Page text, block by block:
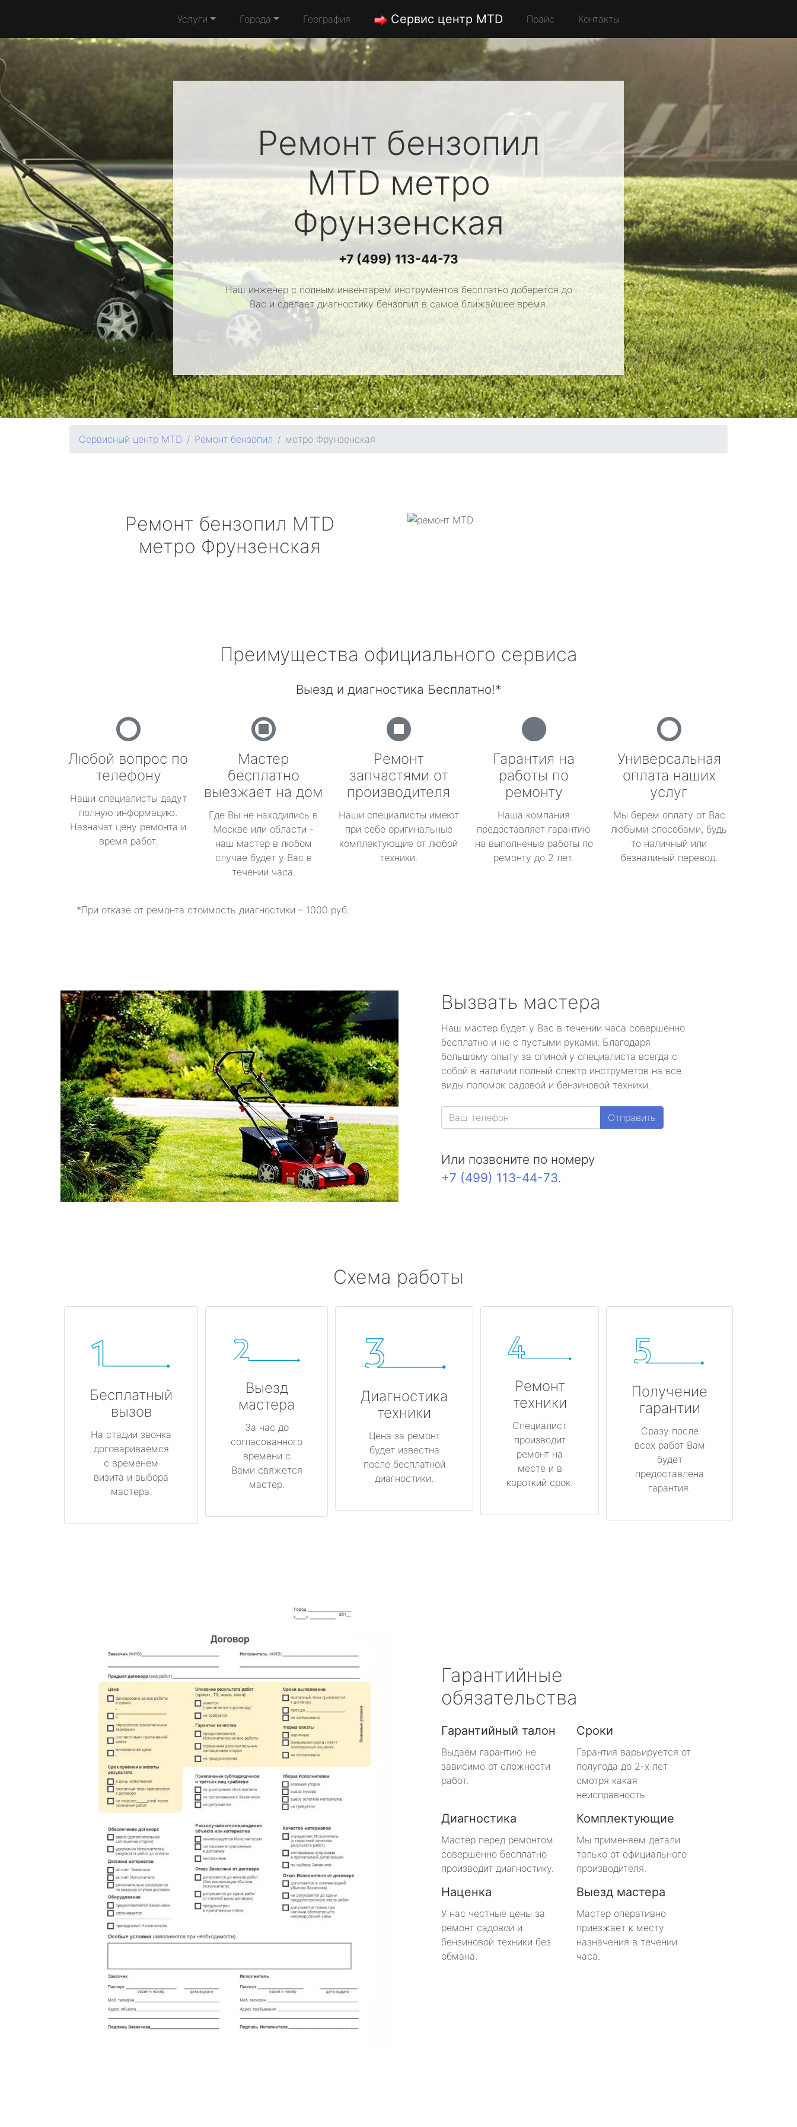
Услуги Города География Сервис центр MTD Прайс Контакты
Ремонт бензопил
MTDметро
Фрунзенская
+7 (499) 113-44-73
Наш инженер с полным инвентарем инструментов бесплатно доберется до
Вас и сделает диагностику бензопил в самое ближайшее время.
Сервисный центр MTD Ремонт бензопил метро Фрунзенская
Ремонт бензопил MTD
метро Фрунзенская
Преимущества официального сервиса
Выезд и диагностика Бесплатно!*
Любой вопрос по
телефону
Наши специалисты дадут
полную информацию.
Назначат цену ремонта и
время работ.
Мастер
бесплатно
выезжает на дом
Где Вы не находились в
Москве или области -
наш мастер в любом
случае будет у Вас в
течении часа.
Ремонт
запчастями от
производителя
Наши специалисты имеют
при себе оригинальные
комплектующие от любой
техники.
Гарантия на
работы по
ремонту
Наша компания
предоставляет гарантию
на выполненые работы по
ремонту до 2 лет.
Универсальная
оплата наших
услуг
Мы берем оплату от Вас
любыми способами, будь
то наличный или
безналиный перевод.
*При отказе от ремонта стоимость диагностики – 1000 руб.
Вызвать мастера
Наш мастер будет у Вас в течении часа совершенно
бесплатно и не с пустыми руками. Благодаря
большому опыту за спиной у специалиста всегда с
собой в наличии полный спектр инструметов на все
виды поломок садовой и бензиновой техники.
Отправить
Или позвоните по номеру
+7 (499) 113-44-73.
Схема работы
Бесплатный
вызов
На стадии звонка
договариваемся
с временем
визита и выбора
мастера.
Выезд
мастера
За час до
согласованного
времени с
Вами свяжется
мастер.
Диагностика
техники
Цена за ремонт
будет известна
после бесплатной
диагностики.
Ремонт
техники
Специалист
производит
ремонт на
месте и в
короткий срок.
Получение
гарантии
Сразу после
всех работ Вам
будет
предоставлена
гарантия.
Гарантийные
обязательства
Гарантийный талон
Выдаем гарантию не
зависимо от сложности
работ.
Сроки
Гарантия варьируется от
полугода до 2-х лет
смотря какая
неисправность.
Диагностика
Мастер перед ремонтом
совершенно бесплатно
производит диагностику.
Комплектующие
Мы применяем детали
только от официального
производителя.
Наценка
У нас честные цены за
ремонт садовой и
бензиновой техники без
обмана.
Выезд мастера
Мастер оперативно
приезжает к месту
назначения в течении
часа.